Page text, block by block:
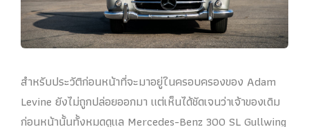
สำหรับประวัติก่อนหน้าที่จะมาอยู่ในครอบครองของ Adam
Levine ยังไม่ถูกปล่อยออกมา แต่เห็นได้ชัดเจนว่าเจ้าของเดิม
ก่อนหน้านั้นทั้งหมดดูแล Mercedes-Benz 300 SL Gullwing